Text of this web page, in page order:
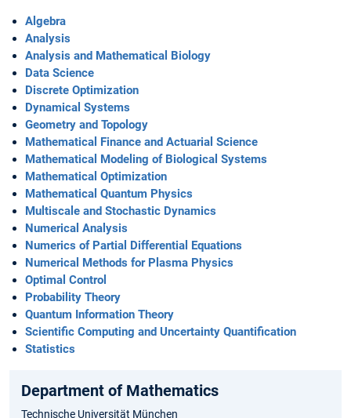
Algebra
Analysis
Analysis and Mathematical Biology
Data Science
Discrete Optimization
Dynamical Systems
Geometry and Topology
Mathematical Finance and Actuarial Science
Mathematical Modeling of Biological Systems
Mathematical Optimization
Mathematical Quan⁠tum Physics
Multiscale and Stochastic Dynamics
Numerical Analysis
Numerics of Partial Differential Equations
Numerical Methods for Plasma Physics
Optimal Control
Probability Theory
Quantum Information Theory
Scientific Computing and Uncertainty Quantification
Statistics
Department of Ma⁠thematics
Technische Universität München